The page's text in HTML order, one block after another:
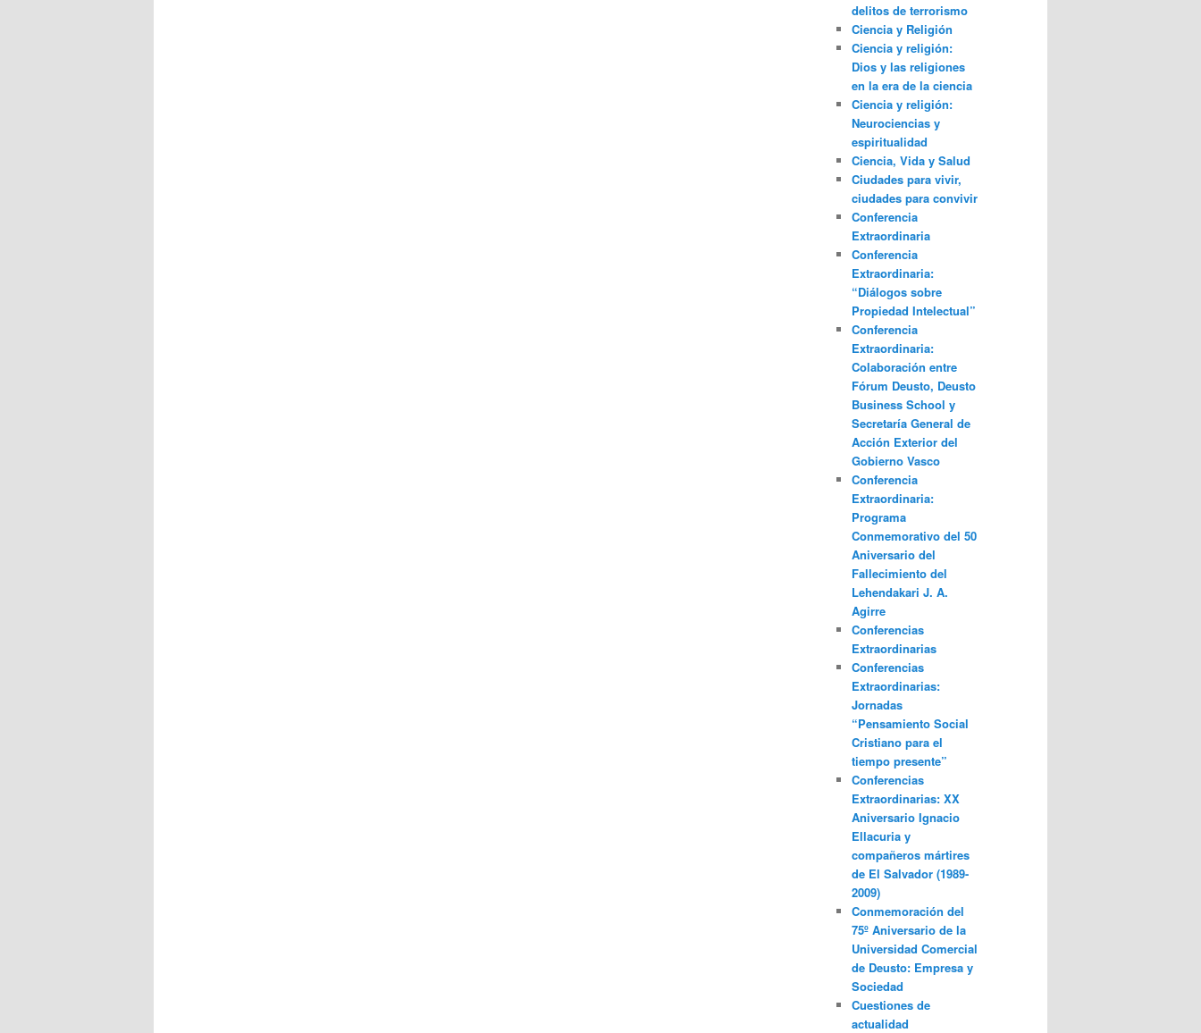
delitos de terrorismo
Ciencia y Religión
Ciencia y religión:
Dios y las religiones
en la era de la ciencia
Ciencia y religión:
Neurociencias y
espiritualidad
Ciencia, Vida y Salud
Ciudades para vivir,
ciudades para convivir
Conferencia
Extraordinaria
Conferencia
Extraordinaria:
“Diálogos sobre
Propiedad Intelectual”
Conferencia
Extraordinaria:
Colaboración entre
Fórum Deusto, Deusto
Business School y
Secretaría General de
Acción Exterior del
Gobierno Vasco
Conferencia
Extraordinaria:
Programa
Conmemorativo del 50
Aniversario del
Fallecimiento del
Lehendakari J. A.
Agirre
Conferencias
Extraordinarias
Conferencias
Extraordinarias:
Jornadas
“Pensamiento Social
Cristiano para el
tiempo presente”
Conferencias
Extraordinarias: XX
Aniversario Ignacio
Ellacuria y
compañeros mártires
de El Salvador (1989-
2009)
Conmemoración del
75º Aniversario de la
Universidad Comercial
de Deusto: Empresa y
Sociedad
Cuestiones de
actualidad